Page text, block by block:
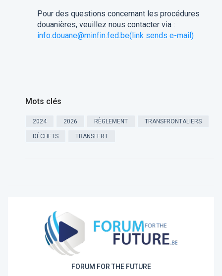
Pour des questions concernant les procédures
douanières, veuillez nous contacter via :
info.douane@minfin.fed.be(link sends e-mail)
Mots clés
2024 2026 RÈGLEMENT TRANSFRONTALIERS
DÉCHETS TRANSFERT
FORUM FOR THE FUTURE